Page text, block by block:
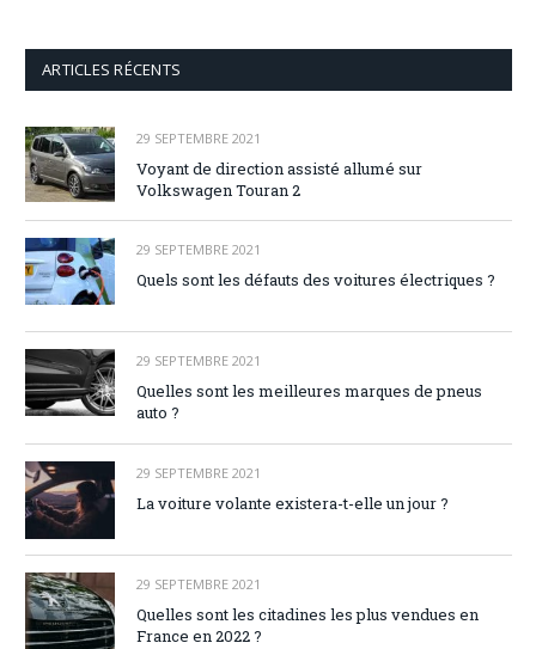
ARTICLES RÉCENTS
29 SEPTEMBRE 2021
Voyant de direction assisté allumé sur
Volkswagen Touran 2
29 SEPTEMBRE 2021
Quels sont les défauts des voitures électriques ?
29 SEPTEMBRE 2021
Quelles sont les meilleures marques de pneus
auto ?
29 SEPTEMBRE 2021
La voiture volante existera-t-elle un jour ?
29 SEPTEMBRE 2021
Quelles sont les citadines les plus vendues en
France en 2022 ?